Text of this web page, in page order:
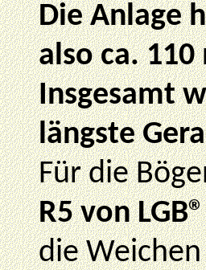
Die Anlage
also ca. 110
Insgesamt
längste
Für die
R5 von
die